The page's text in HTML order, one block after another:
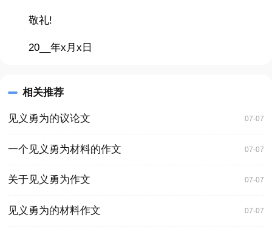
敬礼!
20__年x月x日
相关推荐
见义勇为的议论文 07-07
一个见义勇为材料的作文 07-07
关于见义勇为作文 07-07
见义勇为的材料作文 07-07